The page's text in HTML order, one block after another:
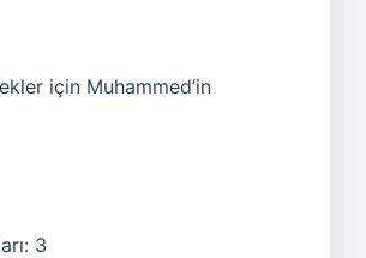
için Muhammed’in
3